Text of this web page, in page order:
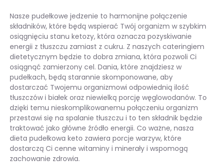
Nasze pudełkowe jedzenie to harmonijne połączenie
składników, które będą wspierać Twój organizm w szybkim
osiągnięciu stanu ketozy, która oznacza pozyskiwanie
energii z tłuszczu zamiast z cukru. Z naszych cateringiem
dietetycznym będzie to dobra zmiana, która pozwoli Ci
osiągnąć zamierzony cel. Dania, które znajdziesz w
pudełkach, będą starannie skomponowane, aby
dostarczać Twojemu organizmowi odpowiednią ilość
tłuszczów i białek oraz niewielką porcję węglowodanów. To
dzięki temu nieskomplikowanemu połączeniu organizm
przestawi się na spalanie tłuszczu i to ten składnik będzie
traktować jako główne źródło energii. Co ważne, nasza
dieta pudełkowa keto zawiera porcje warzyw, które
dostarczą Ci cenne witaminy i minerały i wspomogą
zachowanie zdrowia.